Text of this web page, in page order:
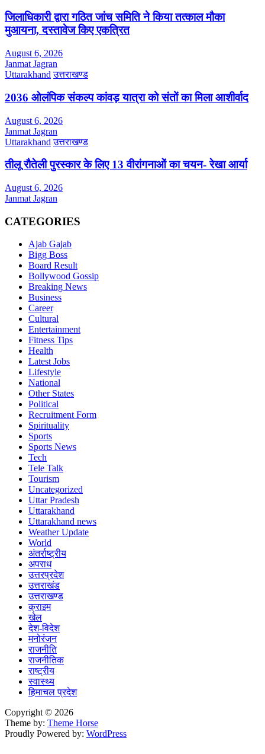
जिलाधिकारी द्वारा गठित जांच समिति ने किया तत्काल मौका
मुआयना, दस्तावेज किए एकत्रित
August 6, 2026
Janmat Jagran
Uttarakhand उत्तराखण्ड
2036 ओलंपिक संकल्प कांवड़ यात्रा को संतों का मिला आशीर्वाद
August 6, 2026
Janmat Jagran
Uttarakhand उत्तराखण्ड
तीलू रौतेली पुरस्कार के लिए 13 वीरांगनाओं का चयन- रेखा आर्या
August 6, 2026
Janmat Jagran
CATEGORIES
Ajab Gajab
Bigg Boss
Board Result
Bollywood Gossip
Breaking News
Business
Career
Cultural
Entertainment
Fitness Tips
Health
Latest Jobs
Lifestyle
National
Other States
Political
Recruitment Form
Spirituality
Sports
Sports News
Tech
Tele Talk
Tourism
Uncategorized
Uttar Pradesh
Uttarakhand
Uttarakhand news
Weather Update
World
अंतर्राष्ट्रीय
अपराध
उत्तरप्रदेश
उत्तराखंड
उत्तराखण्ड
क्राइम
खेल
देश-विदेश
मनोरंजन
राजनीति
राजनीतिक
राष्ट्रीय
स्वास्थ्य
हिमाचल प्रदेश
Copyright © 2026
Theme by: Theme Horse
Proudly Powered by: WordPress